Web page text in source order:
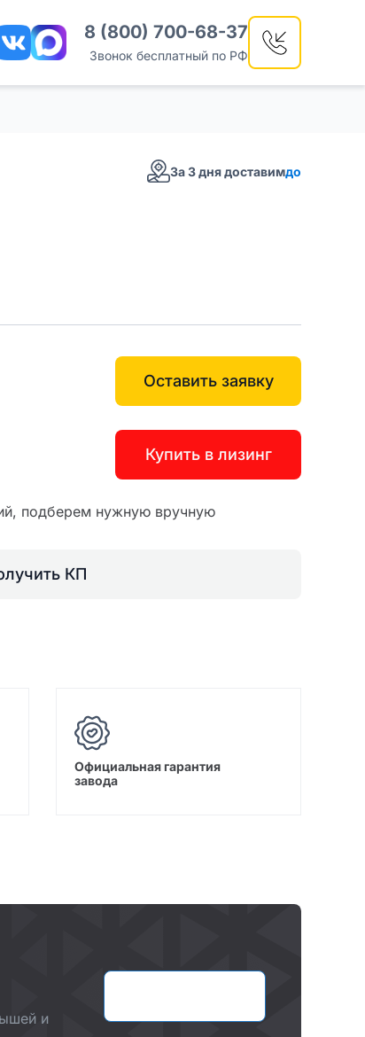
8 (800) 700-68-37
Звонок бесплатный по РФ
За 3 дня доставимдо
Оставить заявку
Купить в лизинг
подберем нужную вручную
КП
Официальная гарантия
завода
и